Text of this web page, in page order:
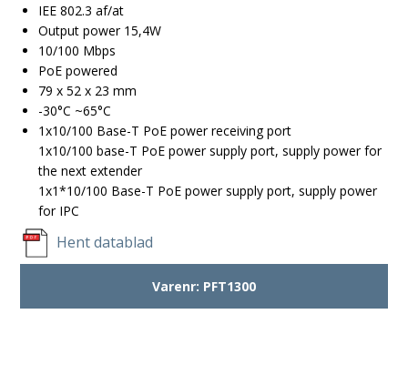
IEE 802.3 af/at
Output power 15,4W
10/100 Mbps
PoE powered
79 x 52 x 23 mm
-30°C ~65°C
1x10/100 Base-T PoE power receiving port
1x10/100 base-T PoE power supply port, supply power for
the next extender
1x1*10/100 Base-T PoE power supply port, supply power
for IPC
Hent datablad
Varenr: PFT1300